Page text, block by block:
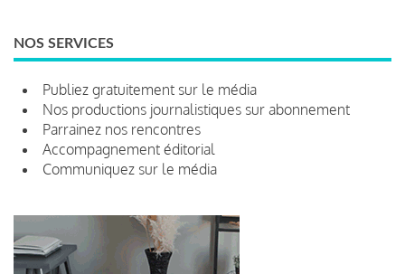
NOS SERVICES
Publiez gratuitement sur le média
Nos productions journalistiques sur abonnement
Parrainez nos rencontres
Accompagnement éditorial
Communiquez sur le média